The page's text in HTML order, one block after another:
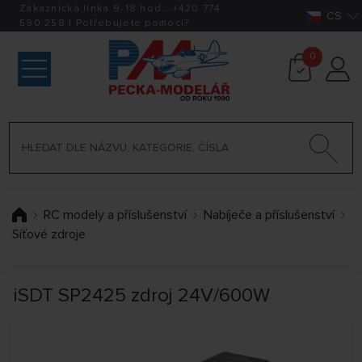
Zákaznická linka 9-18 hod.: +420 774
590 258 | Potřebujete pomoci? CS
0
RC modely a příslušenství
Nabíječe a příslušenství
Síťové zdroje
iSDT SP2425 zdroj 24V/600W